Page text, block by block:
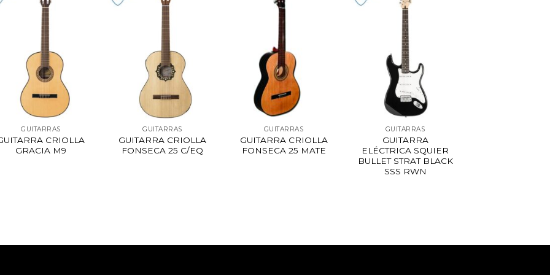
GUITARRAS
CRIOLLA
GRACIA M9
GUITARRAS
GUITARRA CRIOLLA
FONSECA 25 C/EQ
GUITARRAS
GUITARRA CRIOLLA
FONSECA 25 MATE
GUITARRAS
GUITARRA
ELÉCTRICA SQUIER
BULLET STRAT BLACK
SSS RWN